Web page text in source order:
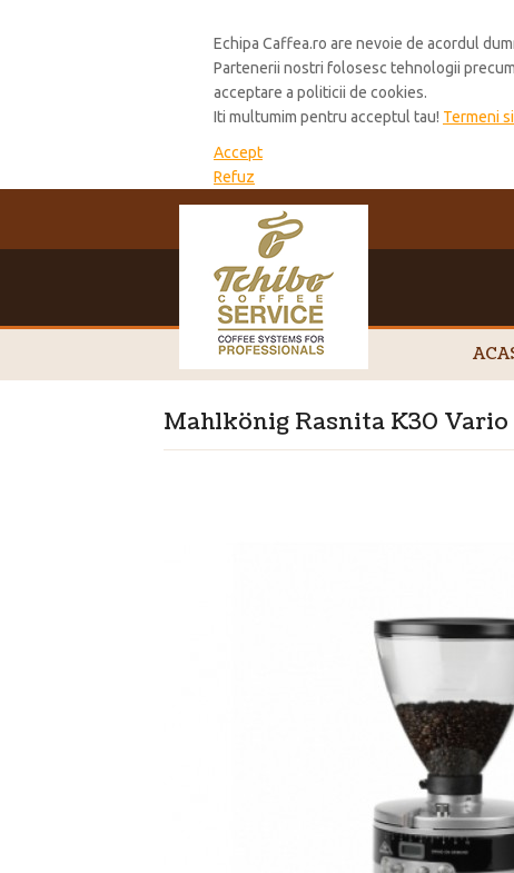
Echipa Caffea.ro are nevoie de acordul
Partenerii nostri folosesc tehnologii
acceptare a politicii de cookies.
Iti multumim pentru acceptul tau! Termeni
Accept
Refuz
Mahlkönig Rasnita K30 Vario